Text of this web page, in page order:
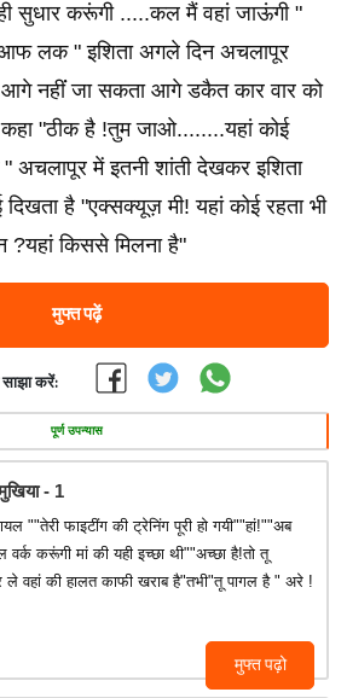
सुधार करूंगी .....कल मैं वहां जाऊंगी "
आफ लक " इशिता अगले दिन अचलापूर
नहींं जा सकता आगे डकैत कार वार को
"ठीक है !तुम जाओ........यहां कोई
" अचलापूर में इतनी शांती देखकर इशिता
दिखता है "एक्सक्यूज़ मी! यहां कोई रहता भी
?यहां किससे मिलना है"
मुफ्त पढ़ें
करें:
पूर्ण उपन्यास
मुखिया - 1
मुफ्त पढ़ो
""तेरी फाइटींग की ट्रेनिंग पूरी हो गयी""हां!""अब
करूंगी मां की यही इच्छा थी""अच्छा है!तो तू
वहां की हालत काफी खराब है"तभी"तू पागल है " अरे !